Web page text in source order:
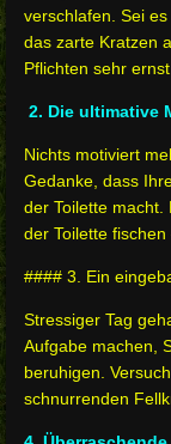
verschlafen. Sei
das zarte Kratzen
Pflichten sehr ernst.
2. Die ultimative
Nichts motiviert
Gedanke, dass
der Toilette macht.
der Toilette
#### 3. Ein
Stressiger Tag
Aufgabe machen,
beruhigen.
schnurrenden